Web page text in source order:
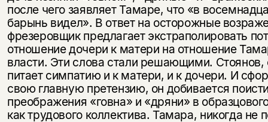
после чего заявляет Тамаре, что «в
барынь видел». В ответ на осторожные
фрезеровщик предлагает экстраполировать
отношение дочери к матери на отношение
власти. Эти слова стали решающими. Стоянов,
питает симпатию и к ма­тери, и к дочери. И
свою главную претензию, он добивается
преображения «говна» и «дряни» в
как трудового коллектива. Тамара, никогда не